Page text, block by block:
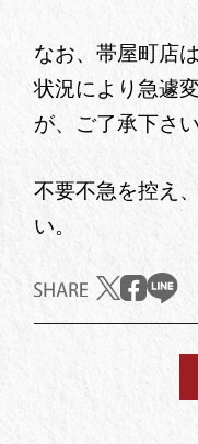
なお、帯屋町店
状況により急遽
が、ご了承下さい
不要不急を控え
い。